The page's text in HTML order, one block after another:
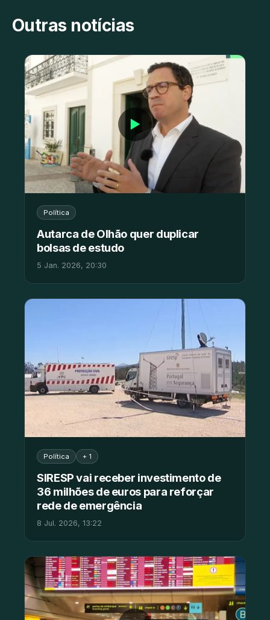
Outras notícias
▶
Política
Autarca de Olhão quer duplicar
bolsas de estudo
5 Jan. 2026, 20:30
Política + 1
SIRESP vai receber investimento de
36 milhões de euros para reforçar
rede de emergência
8 Jul. 2026, 13:22